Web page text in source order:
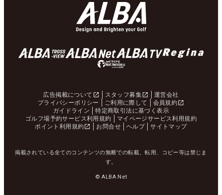
広告掲載について スタッフ募集
運営会社
プライバシーポリシー
ご利用に際して
会員規約
ガイドライン
特定商取引法に基づく表示
ゴルフ場予約サービス利用規約
マイページサービス利用規約
ポイント利用規約
お問合せ ヘルプ サイトマップ
掲載されている全てのコンテンツの無断での転載、転用、コピー等は禁じま
す。
© ALBA Net